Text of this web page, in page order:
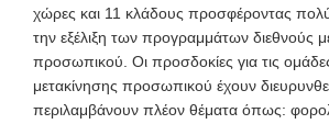
χώρες και 11 κλάδους προσφέροντας
την εξέλιξη των προγραμμάτων διεθνούς
προσωπικού. Οι προσδοκίες για τις
μετακίνησης προσωπικού έχουν
περιλαμβάνουν πλέον θέματα όπως: